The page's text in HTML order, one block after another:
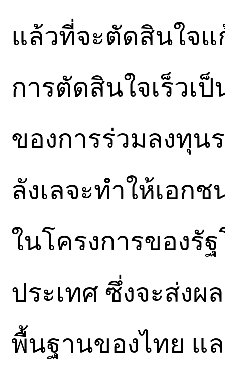
แล้วที่จะตัดสินใจ
การตัดสินใจเร็วเ
ของการร่วมลงทุน
ลังเลจะทำให้เอก
ในโครงการของรั
ประเทศ ซึ่งจะส่งผ
พื้นฐานของไทย แ